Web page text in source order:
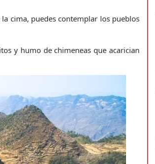
cima, puedes contemplar los pueblos
y humo de chimeneas que acarician